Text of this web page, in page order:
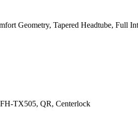
Geometry, Tapered Headtube, Full
TX505, QR, Centerlock